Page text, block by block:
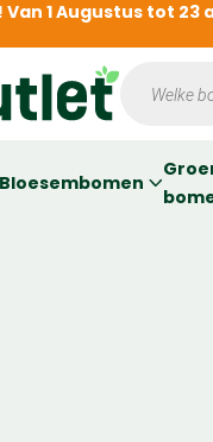
1 Augustus tot
zoeken
Bloesembomen